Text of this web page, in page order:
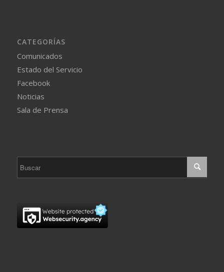
CATEGORÍAS
Comunicados
Estado del Servicio
Facebook
Noticias
Sala de Prensa